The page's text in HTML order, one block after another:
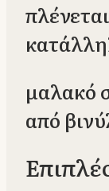
μαλακό
από